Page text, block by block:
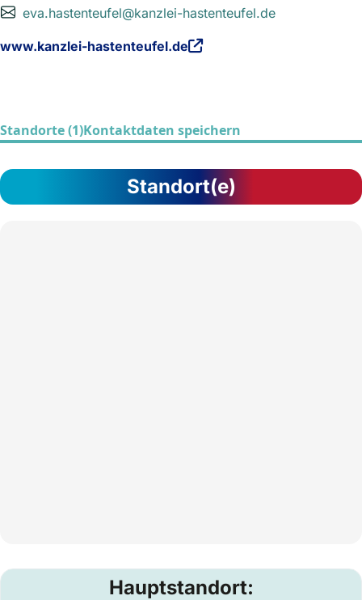
eva.hastenteufel@kanzlei-hastenteufel.de
www.kanzlei-hastenteufel.de
Standorte (1)Kontaktdaten speichern
Standort(e)
Hauptstandort: